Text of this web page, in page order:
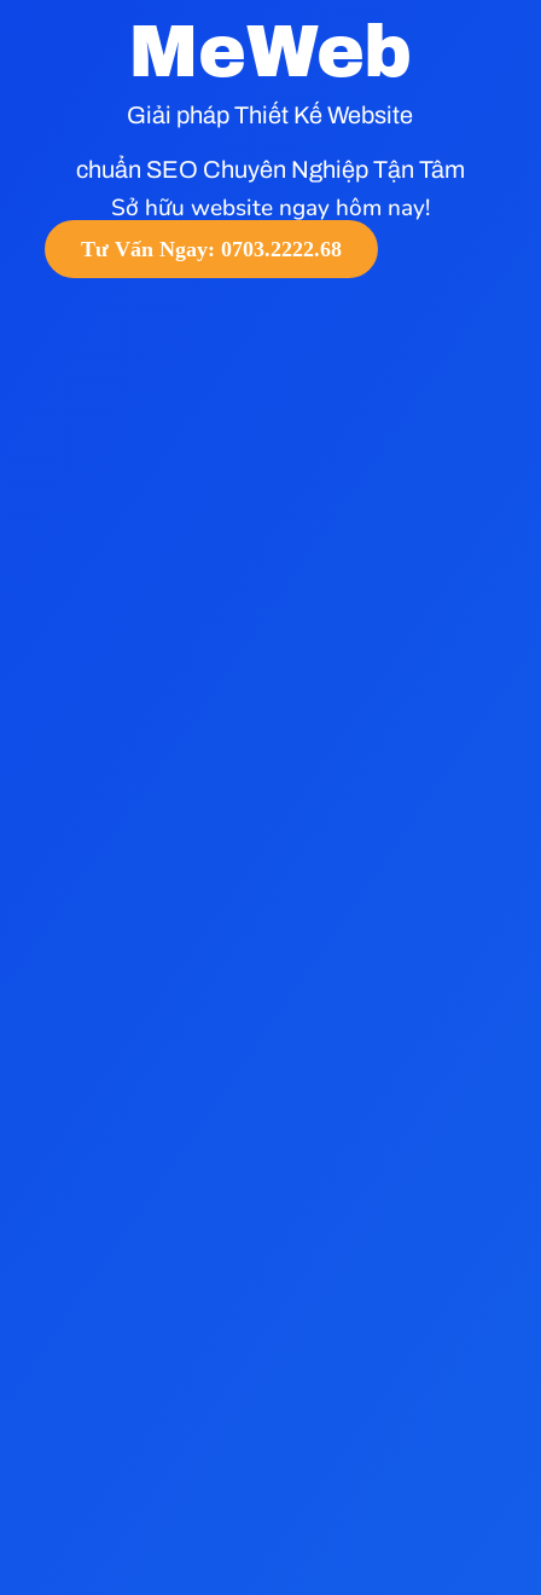
MeWeb
Giải pháp Thiết Kế Website
chuẩn SEO Chuyên Nghiệp Tận Tâm
Sở hữu website ngay hôm nay!
Tư Vấn Ngay: 0703.2222.68